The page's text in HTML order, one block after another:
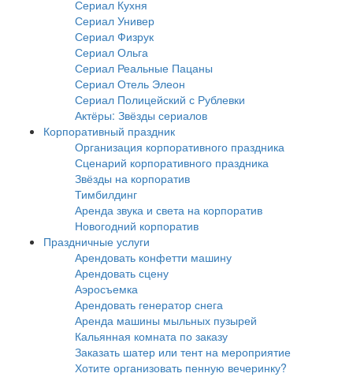
Сериал Кухня
Сериал Универ
Сериал Физрук
Сериал Ольга
Сериал Реальные Пацаны
Сериал Отель Элеон
Сериал Полицейский с Рублевки
Актёры: Звёзды сериалов
Корпоративный праздник
Организация корпоративного праздника
Сценарий корпоративного праздника
Звёзды на корпоратив
Тимбилдинг
Аренда звука и света на корпоратив
Новогодний корпоратив
Праздничные услуги
Арендовать конфетти машину
Арендовать сцену
Аэросъемка
Арендовать генератор снега
Аренда машины мыльных пузырей
Кальянная комната по заказу
Заказать шатер или тент на мероприятие
Хотите организовать пенную вечеринку?